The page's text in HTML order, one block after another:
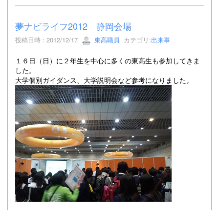
夢ナビライフ2012 静岡会場
投稿日時 : 2012/12/17 東高職員 カテゴリ:出来事
１６日（日）に２年生を中心に多くの東高生も参加してきま
した。
大学個別ガイダンス、大学説明会など参考になりました。